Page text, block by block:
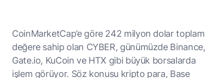
CoinMarketCap’e göre 242 milyon dolar toplam
değere sahip olan CYBER, günümüzde Binance,
Gate.io, KuCoin ve HTX gibi büyük borsalarda
işlem görüyor. Söz konusu kripto para, Base